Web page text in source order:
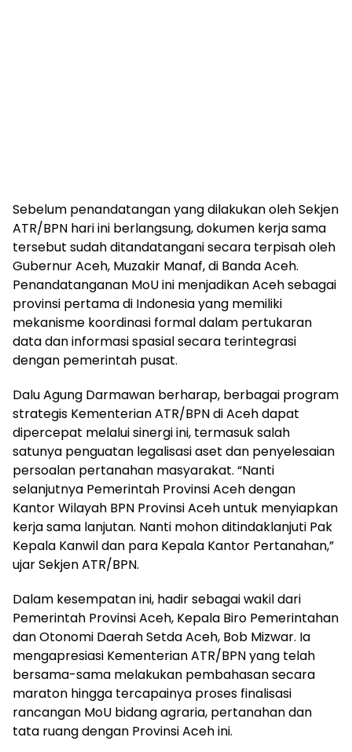
Sebelum penandatangan yang dilakukan oleh Sekjen
ATR/BPN hari ini berlangsung, dokumen kerja sama
tersebut sudah ditandatangani secara terpisah oleh
Gubernur Aceh, Muzakir Manaf, di Banda Aceh.
Penandatanganan MoU ini menjadikan Aceh sebagai
provinsi pertama di Indonesia yang memiliki
mekanisme koordinasi formal dalam pertukaran
data dan informasi spasial secara terintegrasi
dengan pemerintah pusat.
Dalu Agung Darmawan berharap, berbagai program
strategis Kementerian ATR/BPN di Aceh dapat
dipercepat melalui sinergi ini, termasuk salah
satunya penguatan legalisasi aset dan penyelesaian
persoalan pertanahan masyarakat. “Nanti
selanjutnya Pemerintah Provinsi Aceh dengan
Kantor Wilayah BPN Provinsi Aceh untuk menyiapkan
kerja sama lanjutan. Nanti mohon ditindaklanjuti Pak
Kepala Kanwil dan para Kepala Kantor Pertanahan,”
ujar Sekjen ATR/BPN.
Dalam kesempatan ini, hadir sebagai wakil dari
Pemerintah Provinsi Aceh, Kepala Biro Pemerintahan
dan Otonomi Daerah Setda Aceh, Bob Mizwar. Ia
mengapresiasi Kementerian ATR/BPN yang telah
bersama-sama melakukan pembahasan secara
maraton hingga tercapainya proses finalisasi
rancangan MoU bidang agraria, pertanahan dan
tata ruang dengan Provinsi Aceh ini.